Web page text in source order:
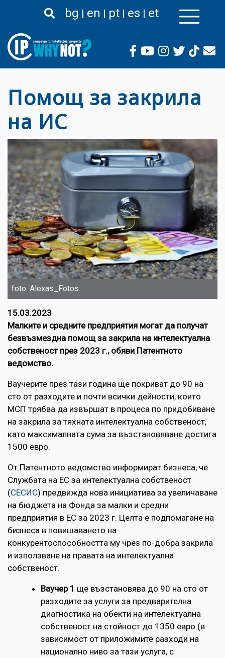
edasi
juurde
bg en pt es et
Помощ за закрила
на ИС
foto: Alexas_Fotos
15.03.2023
Mалките и средните предприятия могат да получат
безвъзмездна помощ за закрила на интелектуална
собственост през 2023 г., обяви Патентното
ведомство.
Ваучерите през тази година ще покриват до 90 на
сто от разходите и почти всички дейности, които
МСП трябва да извършат в процеса по придобиване
на закрила за тяхната интелектуална собственост,
като максималната сума за възстановяване достига
1500 евро.
От Патентното ведомство информират бизнеса, че
Службата на ЕС за интелектуална собственост
(СЕСИС) предвижда нова инициатива за увеличаване
на бюджета на Фонда за малки и средни
предприятия в ЕС за 2023 г. Целта е подпомагане на
бизнеса в повишаването на
конкурентоспособността му чрез по-добра закрила
и използване на правата на интелектуална
собственост.
Ваучер 1 ще възстановява до 90 на сто от
разходите за услуги за предварителна
диагностика на обекти на интелектуална
собственост на стойност до 1350 евро (в
зависимост от приложимите разходи на
национално ниво за тази услуга, с